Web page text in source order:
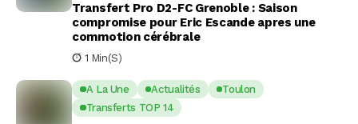
Transfert Pro D2-FC Grenoble : Saison
compromise pour Eric Escande apres une
commotion cérébrale
1 Min(s)
A La Une Actualités
Toulon
Transferts TOP 14